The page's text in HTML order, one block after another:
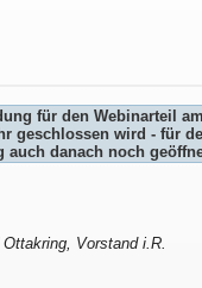
für den Webinarteil
geschlossen wird - für
auch danach noch
Vorstand i.R.